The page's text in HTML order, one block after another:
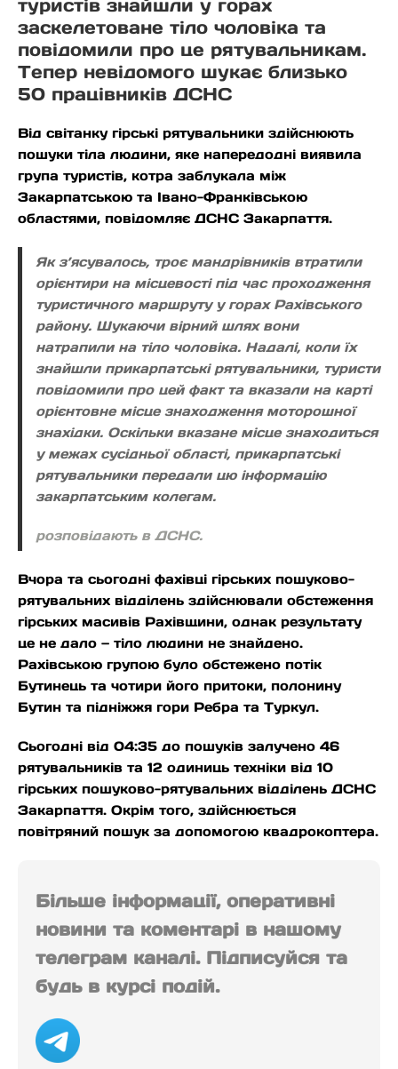
туристів знайшли у горах
заскелетоване тіло чоловіка та
повідомили про це рятувальникам.
Тепер невідомого шукає близько
50 працівників ДСНС
Від світанку гірські рятувальники здійснюють
пошуки тіла людини, яке напередодні виявила
група туристів, котра заблукала між
Закарпатською та Івано-Франківською
областями, повідомляє ДСНС Закарпаття.
Як з’ясувалось, троє мандрівників втратили
орієнтири на місцевості під час проходження
туристичного маршруту у горах Рахівського
району. Шукаючи вірний шлях вони
натрапили на тіло чоловіка. Надалі, коли їх
знайшли прикарпатські рятувальники, туристи
повідомили про цей факт та вказали на карті
орієнтовне місце знаходження моторошної
знахідки. Оскільки вказане місце знаходиться
у межах сусідньої області, прикарпатські
рятувальники передали цю інформацію
закарпатським колегам.
розповідають в ДСНС.
Вчора та сьогодні фахівці гірських пошуково-
рятувальних відділень здійснювали обстеження
гірських масивів Рахівщини, однак результату
це не дало — тіло людини не знайдено.
Рахівською групою було обстежено потік
Бутинець та чотири його притоки, полонину
Бутин та підніжжя гори Ребра та Туркул.
Сьогодні від 04:35 до пошуків залучено 46
рятувальників та 12 одиниць техніки від 10
гірських пошуково-рятувальних відділень ДСНС
Закарпаття. Окрім того, здійснюється
повітряний пошук за допомогою квадрокоптера.
Більше інформації, оперативні
новини та коментарі в нашому
телеграм каналі. Підписуйся та
будь в курсі подій.